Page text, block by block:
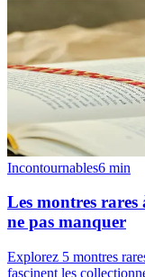
Incontournables6 min
Les montres rares
ne pas manquer
Explorez 5 montres
fascinent les